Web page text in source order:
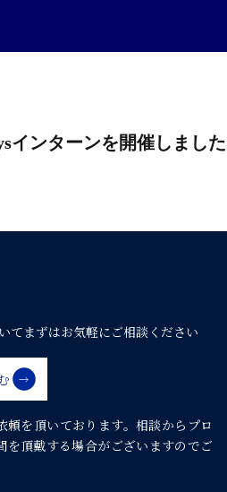
インターンを開催しました
てまずはお気軽にご相談ください
を頂いております。相談からプロ
を頂戴する場合がございますのでご